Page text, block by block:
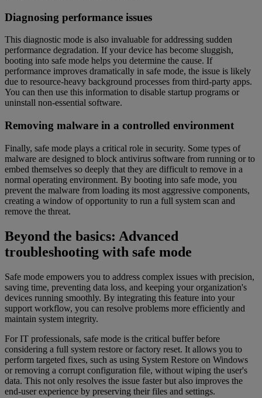
Diagnosing performance issues
This diagnostic mode is also invaluable for addressing sudden
performance degradation. If your device has become sluggish,
booting into safe mode helps you determine the cause. If
performance improves dramatically in safe mode, the issue is likely
due to resource-heavy background processes from third-party apps.
You can then use this information to disable startup programs or
uninstall non-essential software.
Removing malware in a controlled environment
Finally, safe mode plays a critical role in security. Some types of
malware are designed to block antivirus software from running or to
embed themselves so deeply that they are difficult to remove in a
normal operating environment. By booting into safe mode, you
prevent the malware from loading its most aggressive components,
creating a window of opportunity to run a full system scan and
remove the threat.
Beyond the basics: Advanced
troubleshooting with safe mode
Safe mode empowers you to address complex issues with precision,
saving time, preventing data loss, and keeping your organization's
devices running smoothly. By integrating this feature into your
support workflow, you can resolve problems more efficiently and
maintain system integrity.
For IT professionals, safe mode is the critical buffer before
considering a full system restore or factory reset. It allows you to
perform targeted fixes, such as using System Restore on Windows
or removing a corrupt configuration file, without wiping the user's
data. This not only resolves the issue faster but also improves the
end-user experience by preserving their files and settings.